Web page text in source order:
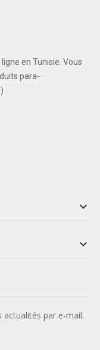
en Tunisie. Vous
para-


actualités par e-mail.